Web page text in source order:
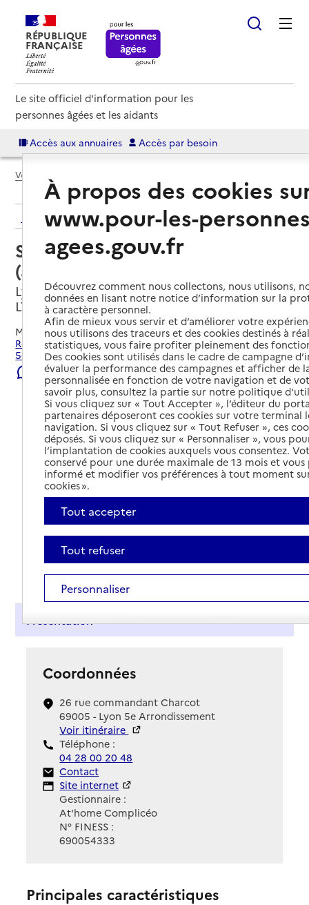
RÉPUBLIQUE
FRANÇAISE
Le site officiel d'information pour les
personnes âgées et les aidants
Accès aux annuaires Accès par besoin
Voir le fil d’Ariane
Retour aux résultats de l'annuaire
Service autonomie à domicile
(aide) – At'home Lyon 5
Lyon 5e Arrondissement, METROPOLE DE
LYON
Mis à jour le22/07/2026
Rechercher les établissements et services autour de Lyon
5e Arrondissement.
Signaler une erreur
Présentation
Coordonnées
26 rue commandant Charcot
69005 - Lyon 5e Arrondissement
Voir itinéraire
Téléphone :
04 28 00 20 48
Contact
Contact
Site Internet
Site internet
Gestionnaire :
At'home Complicéo
N° FINESS :
690054333
Principales caractéristiques
À propos des cookies
www.pour-les-
agees.gouv.fr
Découvrez comment nous collectons, nous utilisons,
données en lisant notre notice d’information sur la
à caractère personnel.
Afin de mieux vous servir et d’améliorer votre
nous utilisons des traceurs et des cookies destinés à
statistiques, vous faire profiter pleinement des
Des cookies sont utilisés dans le cadre de campagne
évaluer la performance des campagnes et afficher de
personnalisée en fonction de votre navigation et de
savoir plus, consultez la partie sur notre politique
Si vous cliquez sur « Tout Accepter », l’éditeur du
partenaires déposeront ces cookies sur votre terminal
navigation. Si vous cliquez sur « Tout Refuser », ces
déposés. Si vous cliquez sur « Personnaliser », vous
l’implantation de cookies auxquels vous consentez.
conservé pour une durée maximale de 13 mois et
informé et modifier vos préférences à tout moment
cookies ».
Tout accepter
Tout refuser
Personnaliser